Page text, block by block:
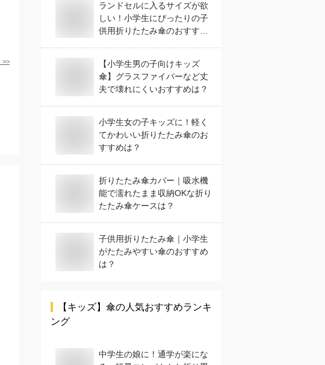
>>
ランドセルに入るサイズが欲
しい！小学生にぴったりの子
供用折りたたみ傘のおすすめ
【小学生男の子向けキッズ
傘】グラスファイバーなど丈
夫で壊れにくいおすすめは？
小学生女の子キッズに！軽く
てかわいい折りたたみ傘のお
すすめは？
折りたたみ傘カバー｜吸水機
能で濡れたまま収納OKな折り
たたみ傘ケースは？
子供用折りたたみ傘｜小学生
がたたみやすい傘のおすすめ
は？
【キッズ】 傘の人気おすすめランキ
ング
中学生の娘に！通学が楽にな